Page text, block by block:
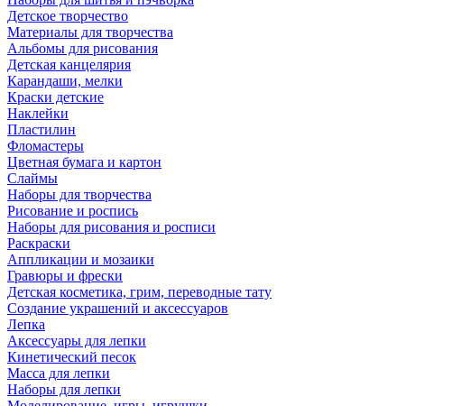
Детское творчество
Материалы для творчества
Альбомы для рисования
Детская канцелярия
Карандаши, мелки
Краски детские
Наклейки
Пластилин
Фломастеры
Цветная бумага и картон
Слаймы
Наборы для творчества
Рисование и роспись
Наборы для рисования и росписи
Раскраски
Аппликации и мозаики
Гравюры и фрески
Детская косметика, грим, переводные тату
Создание украшений и аксессуаров
Лепка
Аксессуары для лепки
Кинетический песок
Масса для лепки
Наборы для лепки